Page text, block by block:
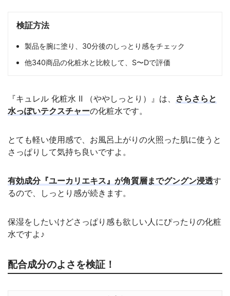
検証方法
製品を腕に塗り、30分後のしっとり感をチェック
他340商品の化粧水と比較して、S〜Dで評価
『キュレル 化粧水 Ⅱ （ややしっとり）』は、 さらさらと
水っぽいテクスチャーの化粧水です。
とても軽い使用感で、お風呂上がりの火照った肌に使うと
さっぱりして気持ち良いですよ。
有効成分『ユーカリエキス』が角質層までグングン浸透す
るので、しっとり感が続きます。
保湿をしたいけどさっぱり感も欲しい人にぴったりの化粧
水ですよ♪
配合成分のよさを検証！